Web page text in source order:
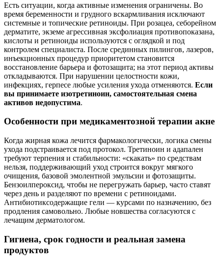
Есть ситуации, когда активные изменения ограничены. Во
время беременности и грудного вскармливания исключают
системные и топические ретиноиды. При розацеа, себорейном
дерматите, экземе агрессивная эксфолиация противопоказана,
кислоты и ретиноиды используются с оглядкой и под
контролем специалиста. После срединных пилингов, лазеров,
инъекционных процедур приоритетом становится
восстановление барьера и фотозащита; на этот период активы
откладываются. При нарушении целостности кожи,
инфекциях, герпесе любые усиления ухода отменяются. Если
вы принимаете изотретиноин, самостоятельная смена
активов недопустима.
Особенности при медикаментозной терапии акне
Когда жирная кожа лечится фармакологически, логика смены
ухода подстраивается под протокол. Третиноин и адапален
требуют терпения и стабильности: «скакать» по средствам
нельзя, поддерживающий уход строится вокруг мягкого
очищения, базовой эмолентной эмульсии и фотозащиты.
Бензоилпероксид, чтобы не перегружать барьер, часто ставят
через день и разделяют по времени с ретиноидами.
Антибиотиксодержащие гели — курсами по назначению, без
продления самовольно. Любые новшества согласуются с
лечащим дерматологом.
Гигиена, срок годности и реальная замена
продуктов